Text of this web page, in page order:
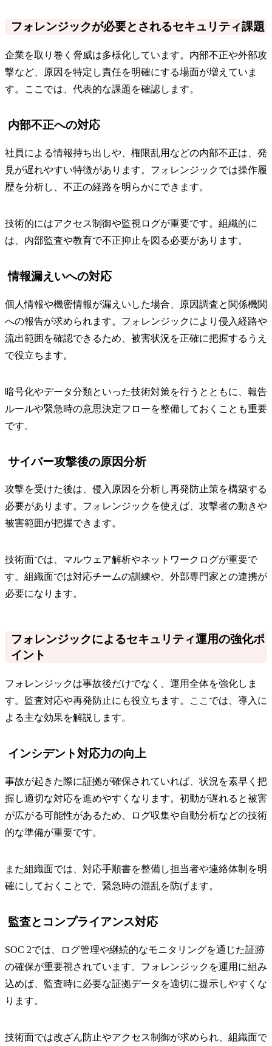
フォレンジックが必要とされるセキュリティ課題
企業を取り巻く脅威は多様化しています。内部不正や外部攻
撃など、原因を特定し責任を明確にする場面が増えていま
す。ここでは、代表的な課題を確認します。
内部不正への対応
社員による情報持ち出しや、権限乱用などの内部不正は、発
見が遅れやすい特徴があります。フォレンジックでは操作履
歴を分析し、不正の経路を明らかにできます。
技術的にはアクセス制御や監視ログが重要です。組織的に
は、内部監査や教育で不正抑止を図る必要があります。
情報漏えいへの対応
個人情報や機密情報が漏えいした場合、原因調査と関係機関
への報告が求められます。フォレンジックにより侵入経路や
流出範囲を確認できるため、被害状況を正確に把握するうえ
で役立ちます。
暗号化やデータ分類といった技術対策を行うとともに、報告
ルールや緊急時の意思決定フローを整備しておくことも重要
です。
サイバー攻撃後の原因分析
攻撃を受けた後は、侵入原因を分析し再発防止策を構築する
必要があります。フォレンジックを使えば、攻撃者の動きや
被害範囲が把握できます。
技術面では、マルウェア解析やネットワークログが重要で
す。組織面では対応チームの訓練や、外部専門家との連携が
必要になります。
フォレンジックによるセキュリティ運用の強化ポ
イント
フォレンジックは事故後だけでなく、運用全体を強化しま
す。監査対応や再発防止にも役立ちます。ここでは、導入に
よる主な効果を解説します。
インシデント対応力の向上
事故が起きた際に証拠が確保されていれば、状況を素早く把
握し適切な対応を進めやすくなります。初動が遅れると被害
が広がる可能性があるため、ログ収集や自動分析などの技術
的な準備が重要です。
また組織面では、対応手順書を整備し担当者や連絡体制を明
確にしておくことで、緊急時の混乱を防げます。
監査とコンプライアンス対応
SOC 2では、ログ管理や継続的なモニタリングを通じた証跡
の確保が重要視されています。フォレンジックを運用に組み
込めば、監査時に必要な証拠データを適切に提示しやすくな
ります。
技術面では改ざん防止やアクセス制御が求められ、組織面で